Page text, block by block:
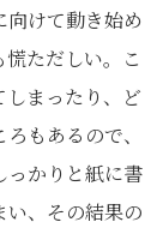
けて動き始め
ただしい。こ
まったり、ど
もあるので、
っかりと紙に書
い、その結果の